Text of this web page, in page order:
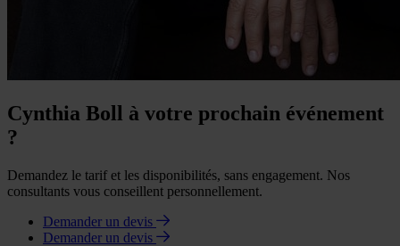
Cynthia Boll à votre prochain événement
?
Demandez le tarif et les disponibilités, sans engagement. Nos
consultants vous conseillent personnellement.
Demander un devis
Demander un devis